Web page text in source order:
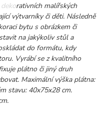
malířských
výtvarníky či děti. Následně
bytu s obrázkem či
na jakýkoliv stůl a
do formátu, kdy
Vyrábí se z kvalitního
plátno či jiný druh
Maximální výška plátna:
stavu: 40x75x28 cm.